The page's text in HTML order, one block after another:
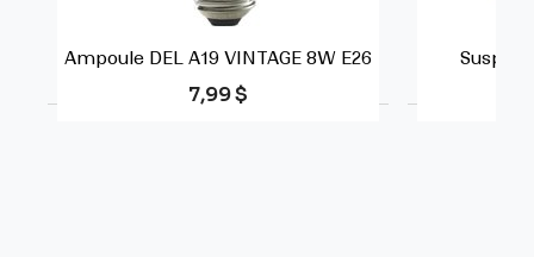
Ampoule DEL A19 VINTAGE 8W E26
Prix
7,99 $